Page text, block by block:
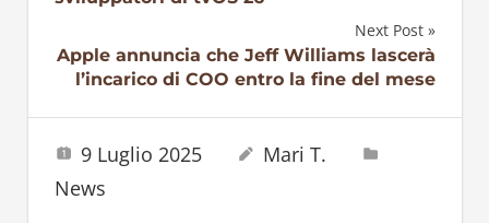
Next Post
Apple annuncia che Jeff Williams lascerà
l’incarico di COO entro la fine del mese
9 Luglio 2025
Mari T.
News